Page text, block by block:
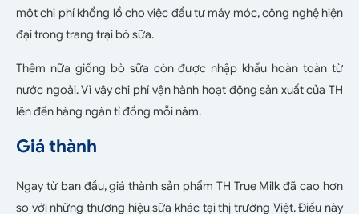
một chi phí khổng lồ cho việc đầu tư máy móc, công nghệ hiện
đại trong trang trại bò sữa.
Thêm nữa giống bò sữa còn được nhập khẩu hoàn toàn từ
nước ngoài. Vì vậy chi phí vận hành hoạt động sản xuất của TH
lên đến hàng ngàn tỉ đồng mỗi năm.
Giá thành
Ngay từ ban đầu, giá thành sản phẩm TH True Milk đã cao hơn
so với những thương hiệu sữa khác tại thị trường Việt. Điều này